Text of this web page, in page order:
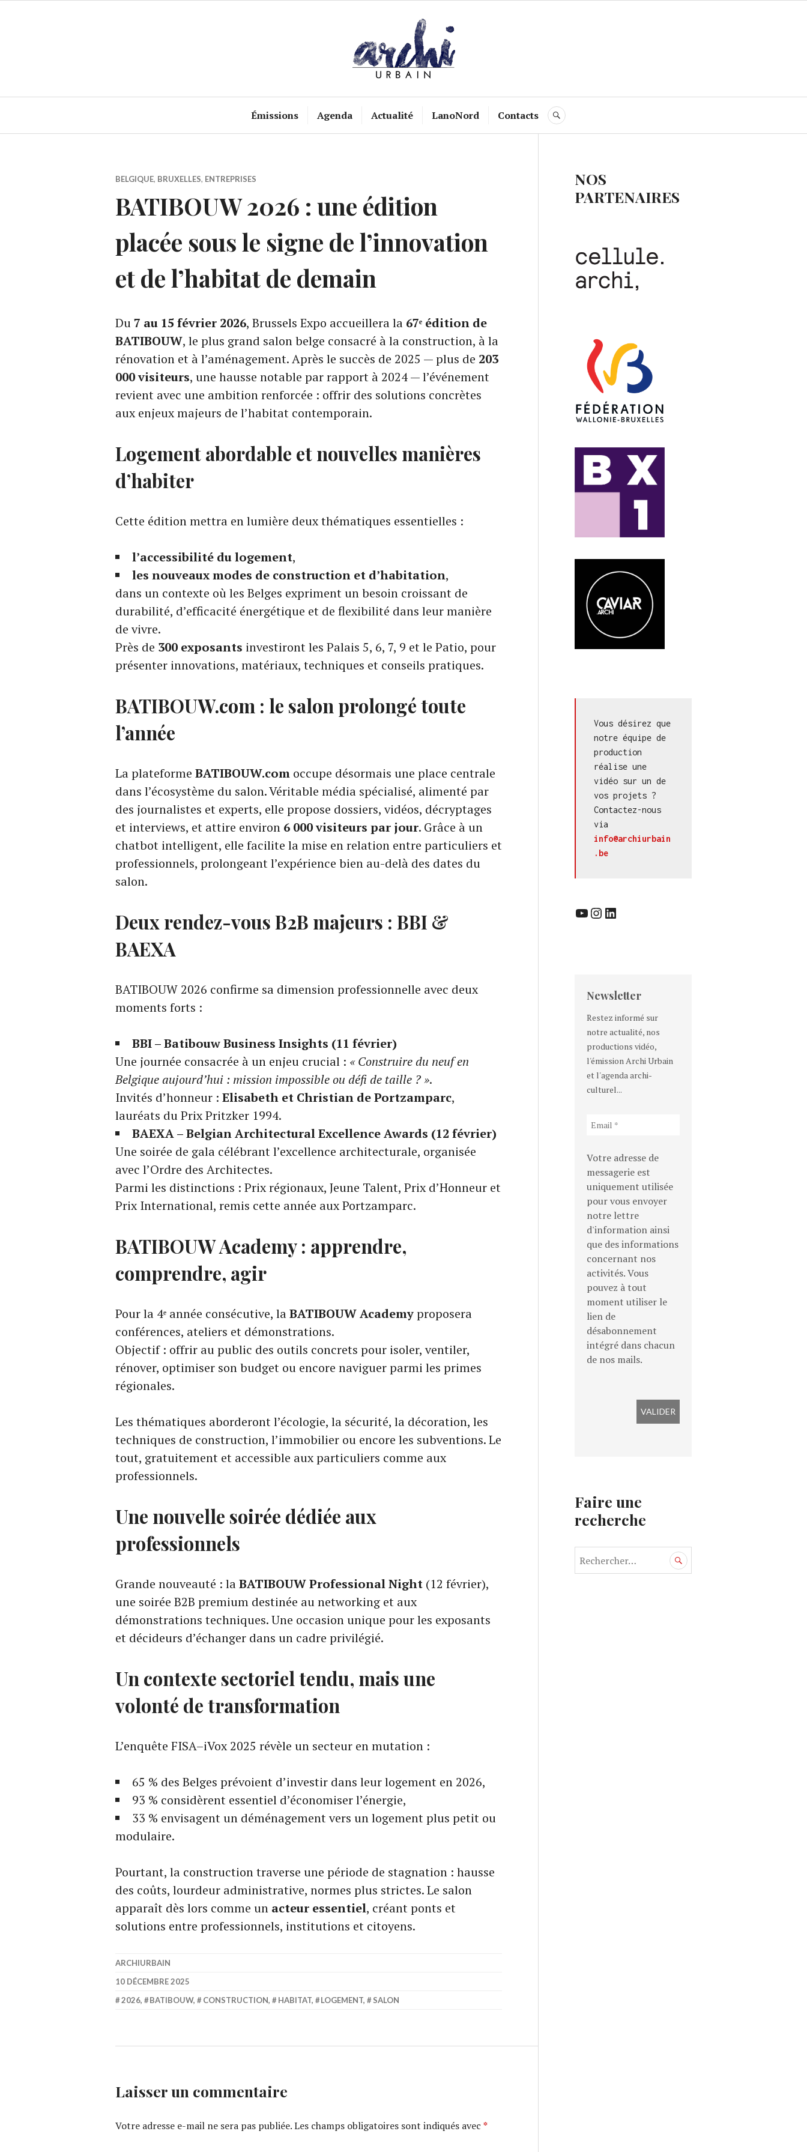
Émissions Agenda Actualité LanoNord Contacts RECHERCHE
BELGIQUE, BRUXELLES, ENTREPRISES
BATIBOUW 2026 : une édition
placée sous le signe de l’innovation
et de l’habitat de demain
Du7 au 15 février 2026, Brussels Expo accueillera la 67ᵉ édition de
BATIBOUW, le plus grand salon belge consacré à la construction, à la
rénovation et à l’aménagement. Après le succès de 2025 — plus de 203
000 visiteurs, une hausse notable par rapport à 2024 — l’événement
revient avec une ambition renforcée : offrir des solutions concrètes
aux enjeux majeurs de l’habitat contemporain.
Logement abordable et nouvelles manières
d’habiter
Cette édition mettra en lumière deux thématiques essentielles :
l’accessibilité du logement,
les nouveaux modes de construction et d’habitation,
dans un contexte où les Belges expriment un besoin croissant de
durabilité, d’efficacité énergétique et de flexibilité dans leur manière
de vivre.
Près de 300 exposants investiront les Palais 5, 6, 7, 9 et le Patio, pour
présenter innovations, matériaux, techniques et conseils pratiques.
BATIBOUW.com : le salon prolongé toute
l’année
La plateforme BATIBOUW.com occupe désormais une place centrale
dans l’écosystème du salon. Véritable média spécialisé, alimenté par
des journalistes et experts, elle propose dossiers, vidéos, décryptages
et interviews, et attire environ 6 000 visiteurs par jour. Grâce à un
chatbot intelligent, elle facilite la mise en relation entre particuliers et
professionnels, prolongeant l’expérience bien au-delà des dates du
salon.
Deux rendez-vous B2B majeurs : BBI &
BAEXA
BATIBOUW 2026 confirme sa dimension professionnelle avec deux
moments forts :
BBI – Batibouw Business Insights (11 février)
Une journée consacrée à un enjeu crucial : « Construire du neuf en
Belgique aujourd’hui : mission impossible ou défi de taille ? ».
Invités d’honneur : Elisabeth et Christian de Portzamparc,
lauréats du Prix Pritzker 1994.
BAEXA – Belgian Architectural Excellence Awards (12 février)
Une soirée de gala célébrant l’excellence architecturale, organisée
avec l’Ordre des Architectes.
Parmi les distinctions : Prix régionaux, Jeune Talent, Prix d’Honneur et
Prix International, remis cette année aux Portzamparc.
BATIBOUW Academy : apprendre,
comprendre, agir
Pour la 4ᵉ année consécutive, laBATIBOUW Academyproposera
conférences, ateliers et démonstrations.
Objectif : offrir au public des outils concrets pour isoler, ventiler,
rénover, optimiser son budget ou encore naviguer parmi les primes
régionales.
Les thématiques aborderont l’écologie, la sécurité, la décoration, les
techniques de construction, l’immobilier ou encore les subventions. Le
tout, gratuitement et accessible aux particuliers comme aux
professionnels.
Une nouvelle soirée dédiée aux
professionnels
Grande nouveauté : laBATIBOUW Professional Night (12 février),
une soirée B2B premium destinée au networking et aux
démonstrations techniques. Une occasion unique pour les exposants
et décideurs d’échanger dans un cadre privilégié.
Un contexte sectoriel tendu, mais une
volonté de transformation
L’enquête FISA–iVox 2025 révèle un secteur en mutation :
65 % des Belges prévoient d’investir dans leur logement en 2026,
93 % considèrent essentiel d’économiser l’énergie,
33 % envisagent un déménagement vers un logement plus petit ou
modulaire.
Pourtant, la construction traverse une période de stagnation : hausse
des coûts, lourdeur administrative, normes plus strictes. Le salon
apparaît dès lors comme un acteur essentiel, créant ponts et
solutions entre professionnels, institutions et citoyens.
ARCHIURBAIN
10 DÉCEMBRE 2025
2026, BATIBOUW, CONSTRUCTION, HABITAT, LOGEMENT, SALON
Laisser un commentaire
Votre adresse e-mail ne sera pas publiée.Les champs obligatoires sont indiqués avec *
NOS
PARTENAIRES
Vous désirez que
notre équipe de
production
réalise une
vidéo sur un de
vos projets ?
Contactez-nous
info@archiurbain
.be
YouTube InstagramLinkedIn
Newsletter
Restez informé sur
notre actualité, nos
productions vidéo,
l'émission Archi Urbain
et l'agenda archi-
culturel...
Votre adresse de
messagerie est
uniquement utilisée
pour vous envoyer
notre lettre
d'information ainsi
que des informations
concernant nos
activités. Vous
pouvez à tout
moment utiliser le
lien de
désabonnement
intégré dans chacun
de nos mails.
Faire une
recherche